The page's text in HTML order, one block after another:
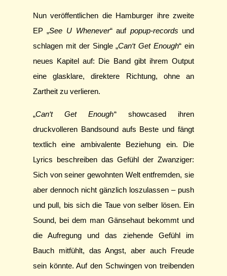
Nun veröffentlichen die Hamburger ihre zweite
EP „See U Whenever“ auf popup-records und
schlagen mit der Single „Can‘t Get Enough“ ein
neues Kapitel auf: Die Band gibt ihrem Output
eine glasklare, direktere Richtung, ohne an
Zartheit zu verlieren.
„Can‘t Get Enough“ showcased ihren
druckvolleren Bandsound aufs Beste und fängt
textlich eine ambivalente Beziehung ein. Die
Lyrics beschreiben das Gefühl der Zwanziger:
Sich von seiner gewohnten Welt entfremden, sie
aber dennoch nicht gänzlich loszulassen – push
und pull, bis sich die Taue von selber lösen. Ein
Sound, bei dem man Gänsehaut bekommt und
die Aufregung und das ziehende Gefühl im
Bauch mitfühlt, das Angst, aber auch Freude
sein könnte. Auf den Schwingen von treibenden